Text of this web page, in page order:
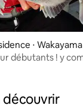
⋅ Wakayama
découvrir